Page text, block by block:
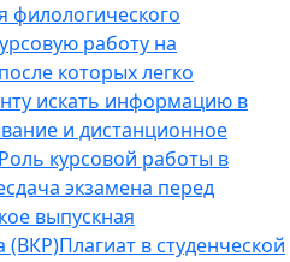
филологического
работу на
которых легко
искать информацию в
и дистанционное
Роль курсовой работы в
экзамена перед
выпускная
(ВКР)Плагиат в студенческой